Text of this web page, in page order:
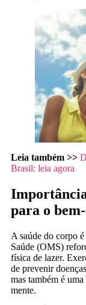
Leia também >>
Brasil: leia agora
para o
A saúde do corpo
Saúde (OMS)
física de lazer.
de prevenir
mas também é
mente.